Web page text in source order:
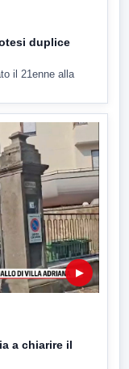
duplice
il 21enne alla
▶
a chiarire il